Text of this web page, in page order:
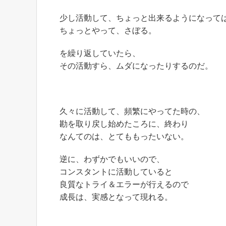
少し活動して、ちょっと出来るようになって
ちょっとやって、さぼる。
を繰り返していたら、
その活動すら、ムダになったりするのだ。
久々に活動して、頻繁にやってた時の、
勘を取り戻し始めたころに、終わり
なんてのは、とてももったいない。
逆に、わずかでもいいので、
コンスタントに活動していると
良質なトライ＆エラーが行えるので
成長は、実感となって現れる。